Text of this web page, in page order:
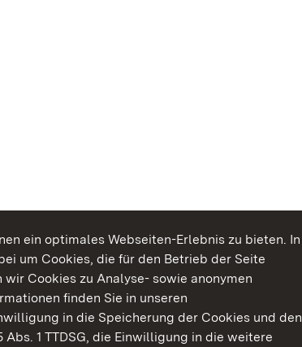
ein optimales Webseiten-Erlebnis zu bieten. In
um Cookies, die für den Betrieb der Seite
Cookies zu Analyse- sowie anonymen
finden Sie in unseren
in die Speicherung der Cookies und den
1 TTDSG, die Einwilligung in die weitere